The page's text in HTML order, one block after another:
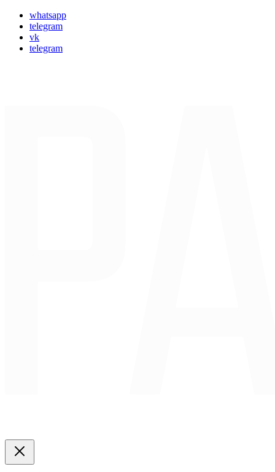
whatsapp
telegram
vk
telegram